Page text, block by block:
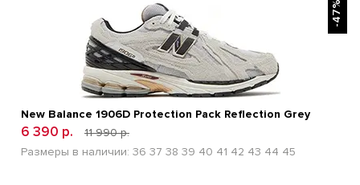
-47%
New Balance 1906D Protection Pack Reflection Grey
6 390 р.
11 990 р.
Размеры в наличии: 36 37 38 39 40 41 42 43 44 45